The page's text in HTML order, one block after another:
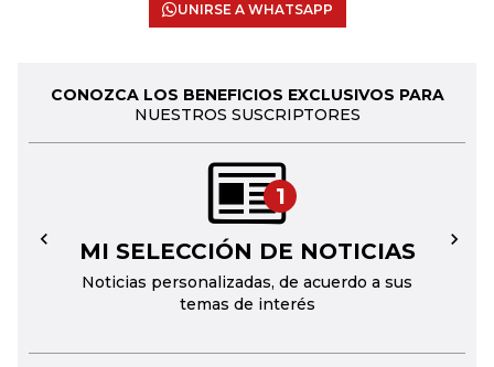
UNIRSE A WHATSAPP
CONOZCA LOS BENEFICIOS EXCLUSIVOS PARA
NUESTROS SUSCRIPTORES
1
MI SELECCIÓN DE NOTICIAS
Noticias personalizadas, de acuerdo a sus
temas de interés
← →